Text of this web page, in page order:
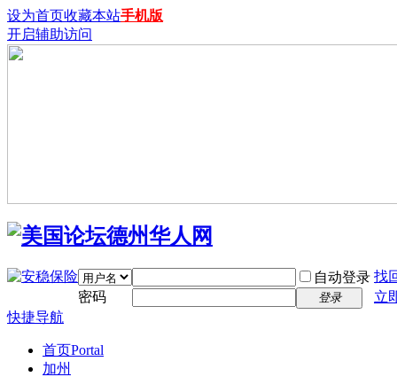
设为首页收藏本站手机版
开启辅助访问
自动登录 找
密码
登录
立
快捷导航
首页Portal
加州